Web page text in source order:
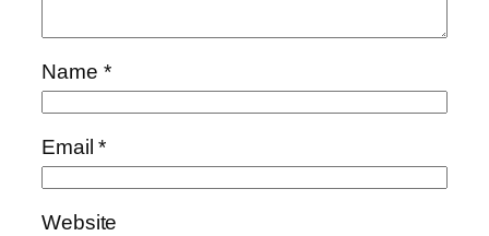
Name *
Email*
Website